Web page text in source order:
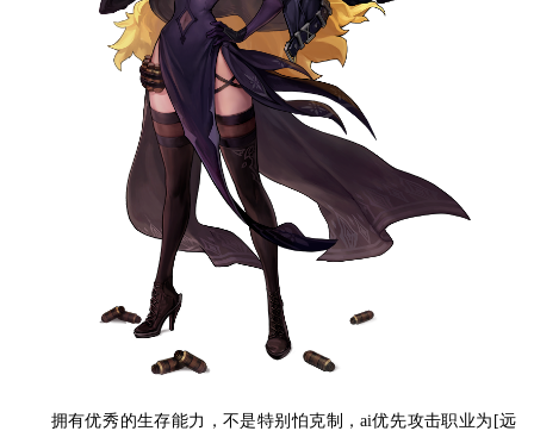
拥有优秀的生存能力，不是特别怕克制，ai优先攻击职业为[远